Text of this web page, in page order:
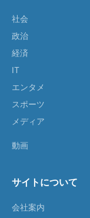
社会
政治
経済
IT
エンタメ
スポーツ
メディア
動画
サイトについて
会社案内